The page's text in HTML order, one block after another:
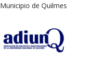
Municipio de Quilmes